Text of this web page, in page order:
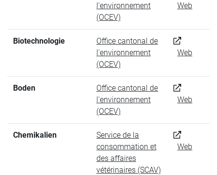
l'environnement
(OCEV)
Web
Biotechnologie
Office cantonal de
l'environnement
(OCEV)
Web
Boden
Office cantonal de
l'environnement
(OCEV)
Web
Chemikalien
Service de la
consommation et
des affaires
vétérinaires (SCAV)
Web